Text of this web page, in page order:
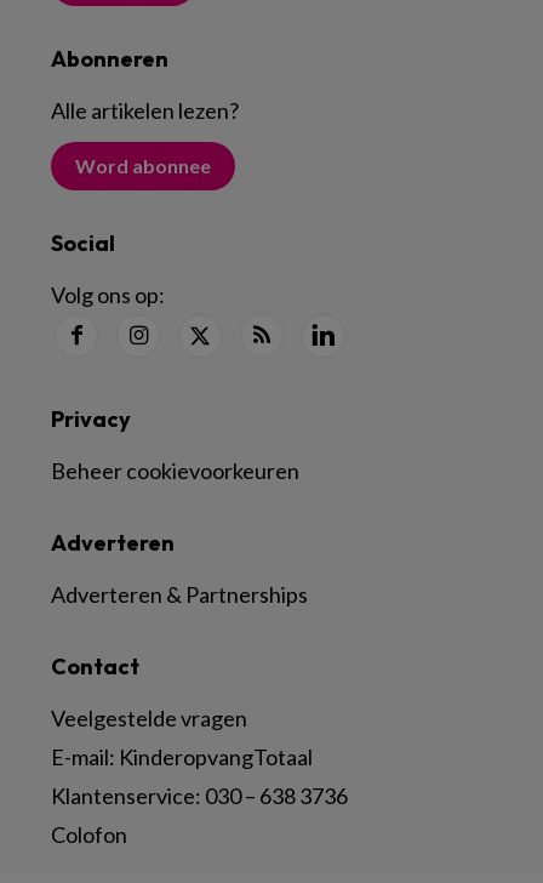
Abonneren
Alle artikelen lezen?
Word abonnee
Social
Volg ons op:
Contact
Veelgestelde vragen
E-mail: KinderopvangTotaal
Klantenservice: 030 – 638 3736
Colofon
Adverteren
Adverteren & Partnerships
Privacy
Beheer cookievoorkeuren